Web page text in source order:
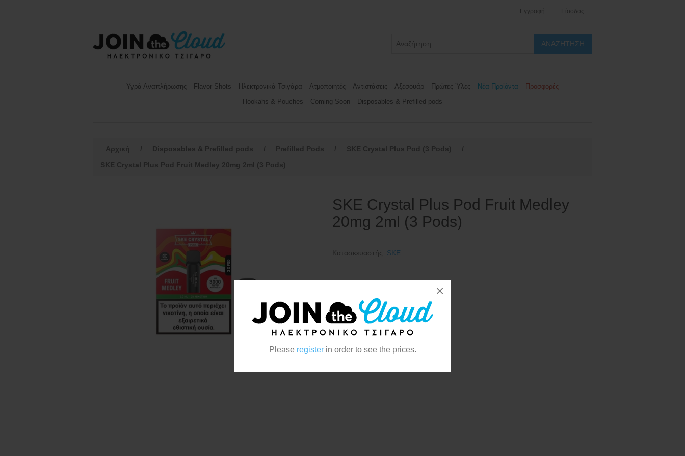
Please registerin order to see the prices.
×
Εγγραφή Είσοδος
Υγρά Αναπλήρωσης Flavor Shots Ηλεκτρονικά Τσιγάρα Ατμοποιητές Αντιστάσεις Αξεσουάρ Πρώτες Ύλες Νέα Προϊόντα
Προσφορές
Hookahs & Pouches
Coming Soon Disposables & Prefilled pods
Αρχική / Disposables & Prefilled pods / Prefilled Pods / SKE Crystal Plus Pod (3 Pods)
/
SKE Crystal Plus Pod Fruit Medley 20mg 2ml (3 Pods)
SKE Crystal Plus Pod Fruit Medley
20mg 2ml (3 Pods)
Κατασκευαστής: SKE